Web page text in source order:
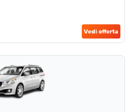
Vedi offerta